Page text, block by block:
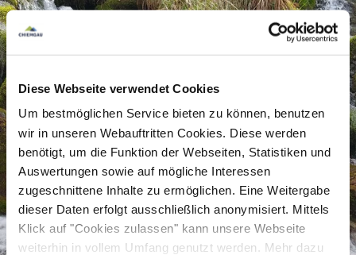
Diese Webseite verwendet Cookies
Um bestmöglichen Service bieten zu können, benutzen
wir in unseren Webauftritten Cookies. Diese werden
benötigt, um die Funktion der Webseiten, Statistiken und
Auswertungen sowie auf mögliche Interessen
zugeschnittene Inhalte zu ermöglichen. Eine Weitergabe
dieser Daten erfolgt ausschließlich anonymisiert. Mittels
Klick auf "Cookies zulassen" kann unsere Webseite
weiterhin in vollem Umfang genutzt werden. Mehr dazu
am Ende der Tour erleben wir ein weiteres
Highlight: die Weißbach Wasserfälle.
zurückgelegt und ca. 400 Höhenmeter
überwunden. Die Tour ist nicht für
Wanderanfänger, Kinder unter 12 Jahren und
Hunde geeignet. Trittsicherheit und Ausdauer
sollte der Wanderer schon mitbringen. Bitte
denken Sie auch geeignete Wander- oder
Bergschuhe, Wanderbekleidung und